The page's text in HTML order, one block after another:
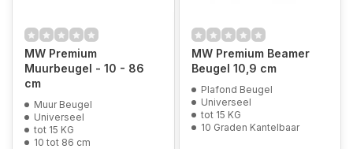
MW Premium
Muurbeugel - 10 - 86
cm
Muur Beugel
Universeel
tot 15 KG
10 tot 86 cm
MW Premium Beamer
Beugel 10,9 cm
Plafond Beugel
Universeel
tot 15 KG
10 Graden Kantelbaar